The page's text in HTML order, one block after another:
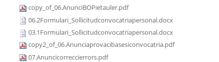
copy_of_06.AnunciBOPietauler.pdf
06.2Formulari_Sollicitudconvocatriapersonal.docx
03.1Formulari_Sollicitudconvocatriapersonal.docx
copy2_of_06.Anunciaprovacibasesiconvocatria.pdf
07.Anuncicorreccierrors.pdf